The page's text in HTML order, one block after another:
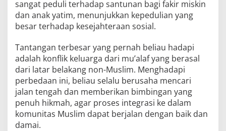
sangat peduli terhadap santunan bagi fakir miskin
dan anak yatim, menunjukkan kepedulian yang
besar terhadap kesejahteraan sosial.
Tantangan terbesar yang pernah beliau hadapi
adalah konflik keluarga dari mu’alaf yang berasal
dari latar belakang non-Muslim. Menghadapi
perbedaan ini, beliau selalu berusaha mencari
jalan tengah dan memberikan bimbingan yang
penuh hikmah, agar proses integrasi ke dalam
komunitas Muslim dapat berjalan dengan baik dan
damai.